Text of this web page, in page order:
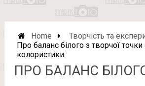
Home
Творчість та
Про баланс білого з творчої точки
колористики.
ПРО БАЛАНС